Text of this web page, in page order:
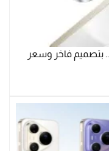
سعر ومواصفات Huawei Nova 16 .. بتصميم فاخر وسعر